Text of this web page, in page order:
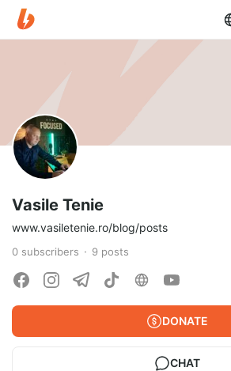
Vasile Tenie
www.vasiletenie.ro/blog/posts
0 subscribers 9 posts
DONATE
CHAT